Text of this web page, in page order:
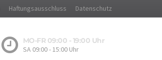
Haftungsausschluss Datenschutz
MO-FR 09:00 - 19:00 Uhr
SA 09:00 - 15:00 Uhr